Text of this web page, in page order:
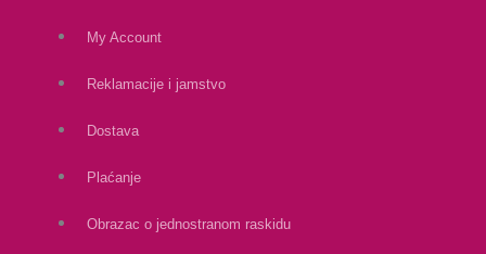
My Account
Reklamacije i jamstvo
Dostava
Plaćanje
Obrazac o jednostranom raskidu